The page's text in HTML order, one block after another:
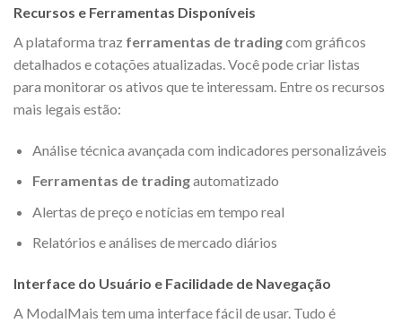
Recursos e Ferramentas Disponíveis
A plataforma traz ferramentas de tradingcom gráficos
detalhados e cotações atualizadas. Você pode criar listas
para monitorar os ativos que te interessam. Entre os recursos
mais legais estão:
Análise técnica avançada com indicadores personalizáveis
Ferramentas de tradingautomatizado
Alertas de preço e notícias em tempo real
Relatórios e análises de mercado diários
Interface do Usuário e Facilidade de Navegação
A ModalMais tem uma interface fácil de usar. Tudo é